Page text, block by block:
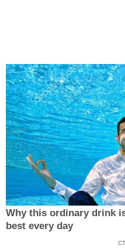
Why this ordinary drink
best every day